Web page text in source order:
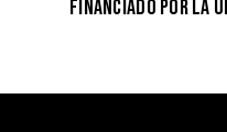
FINANCIADO POR LA